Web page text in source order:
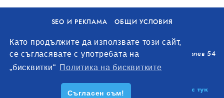
Като продължите да използвате този сайт,
се съгласявате с употребата на
„бисквитки“ Политика на бисквитките
Съгласен съм!
SEO И РЕКЛАМА
ОБЩИ УСЛОВИЯ
Уолоу Интернешънъл ЕООД, гр. Варна, бул. Генерал Колев 54
+359 893 621 112
office@remontna-brigada.com
Създай профил на своя строителен бизнес тук